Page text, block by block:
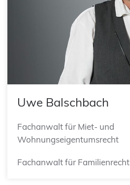
Uwe Balschbach
Fachanwalt für Miet- und
Wohnungseigentumsrecht
Fachanwalt für Familienrecht